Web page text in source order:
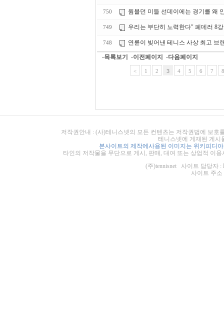
750 윔블던 미들 선데이에는 경기를 왜
749 우리는 부단히 노력한다" 페데러 8
748 연륜이 빚어낸 테니스 사상 최고 브
-목록보기 -이전페이지 -다음페이지
< 1 2 3 4 5 6 7 8
저작권안내 : (사)테니스넷의 모든 컨텐츠는 저작권법에 보
테니스넷에 게재된 게시
본사이트의 제작에사용된 이미지는 위키피디
타인의 저작물을 무단으로 게시, 판매, 대여 또는 상업적 이
(주)tennisnet 사이트 담당자 :
사이트 주